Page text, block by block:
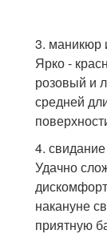
3. маникюр
Ярко -
розовый и
средней
4.
Удачно
накануне
приятную